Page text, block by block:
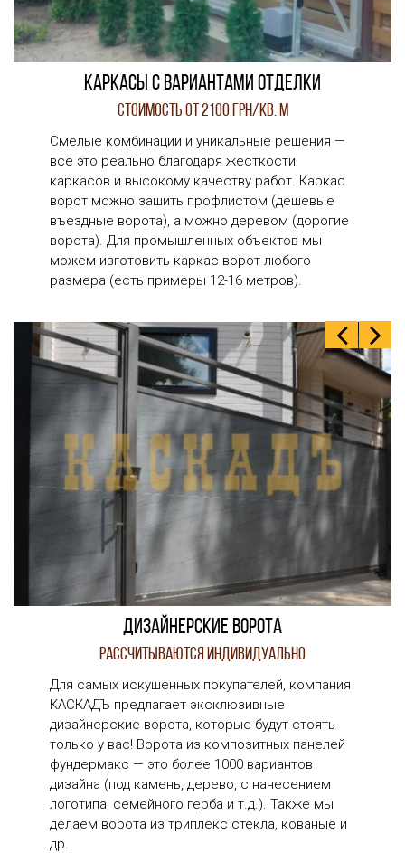
Каркасы с вариантами отделки
Стоимость от 2100 грн/кв. м
Смелые комбинации и уникальные решения —
всё это реально благодаря жесткости
каркасов и высокому качеству работ. Каркас
ворот можно зашить профлистом (дешевые
въездные ворота), а можно деревом (дорогие
ворота). Для промышленных объектов мы
можем изготовить каркас ворот любого
размера (есть примеры 12-16 метров).
Дизайнерские ворота
Рассчитываются индивидуально
Для самых искушенных покупателей, компания
КАСКАДЪ предлагает эксклюзивные
дизайнерские ворота, которые будут стоять
только у вас! Ворота из композитных панелей
фундермакс — это более 1000 вариантов
дизайна (под камень, дерево, с нанесением
логотипа, семейного герба и т.д.). Также мы
делаем ворота из триплекс стекла, кованые и
др.